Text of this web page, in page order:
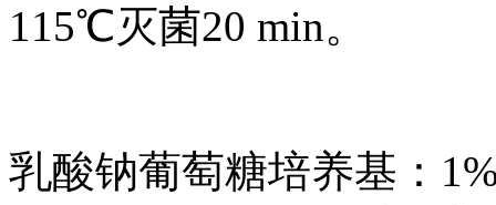
115℃灭菌20 min。
乳酸钠葡萄糖培养基：